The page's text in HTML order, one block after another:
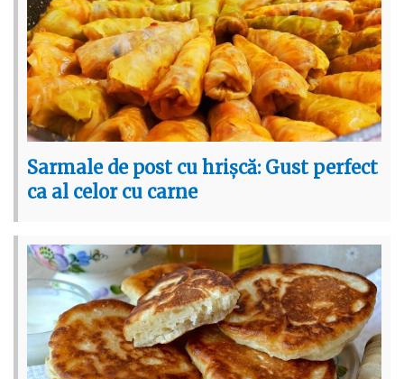
Sarmale de post cu hrișcă: Gust perfect
ca al celor cu carne